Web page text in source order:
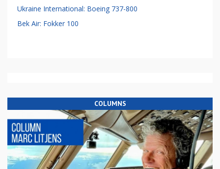
Ukraine International: Boeing 737-800
Bek Air: Fokker 100
COLUMNS